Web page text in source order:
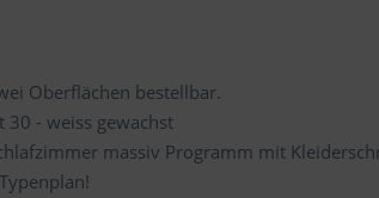
Oberflächen bestellbar.
30 - weiss gewachst
massiv Programm mit